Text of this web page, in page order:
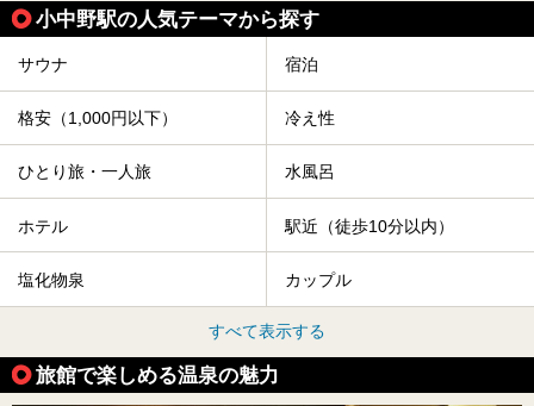
小中野駅の人気テーマから探す
サウナ 宿泊
格安（1,000円以下） 冷え性
ひとり旅・一人旅 水風呂
ホテル 駅近（徒歩10分以内）
塩化物泉 カップル
すべて表示する
旅館で楽しめる温泉の魅力